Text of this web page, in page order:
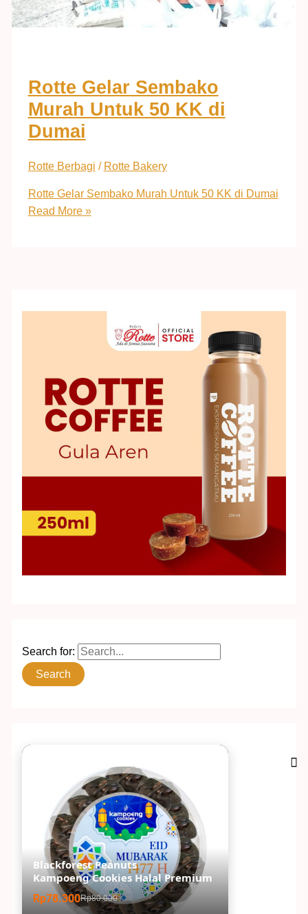
Rotte Gelar Sembako
Murah Untuk 50 KK di
Dumai
Rotte Berbagi / Rotte Bakery
Rotte Gelar Sembako Murah Untuk 50 KK di Dumai
Read More »
Search for:
Blackforest Peanuts
Kampoeng Cookies Halal Premium
Rp78.300Rp80.000